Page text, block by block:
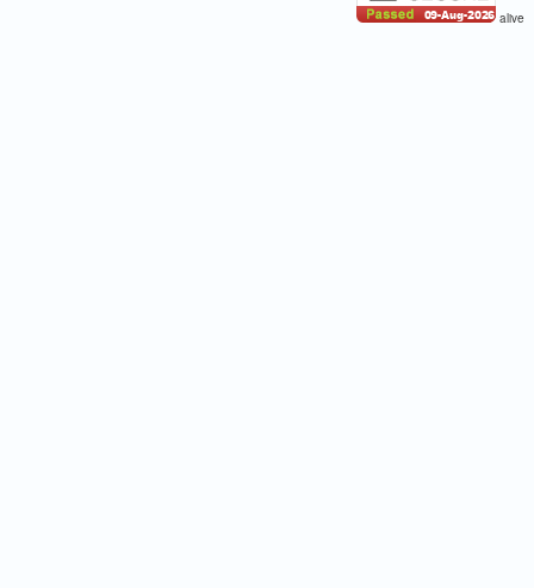
alive